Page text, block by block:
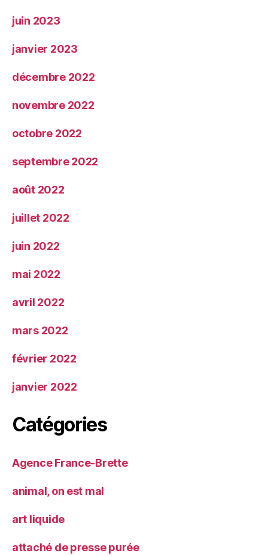
juin 2023
janvier 2023
décembre 2022
novembre 2022
octobre 2022
septembre 2022
août 2022
juillet 2022
juin 2022
mai 2022
avril 2022
mars 2022
février 2022
janvier 2022
Catégories
Agence France-Brette
animal, on est mal
art liquide
attaché de presse purée